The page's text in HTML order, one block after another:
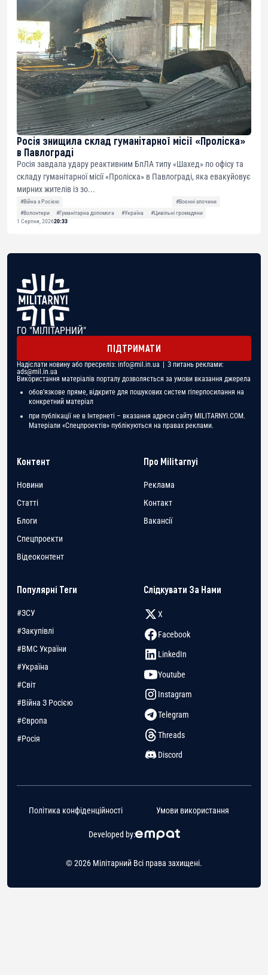
Росія знищила склад гуманітарної місії «Проліска»
в Павлограді
Росія завдала удару реактивним БпЛА типу «Шахед» по офісу та
складу гуманітарної місії «Проліска» в Павлограді, яка евакуйовує
мирних жителів із зо...
#Війна з Росією
#Воєнні злочини
#Волонтери
#Гуманітарна допомога #Україна
#Цивільні громадяни
1 Серпня, 202620:33
ГО "МІЛІТАРНИЙ"
ПІДТРИМАТИ
Надіслати новину або пресреліз: info@mil.in.ua | З питань реклами:
ads@mil.in.ua
Використання матеріалів порталу дозволяється за умови вказання джерела
обов'язкове пряме, відкрите для пошукових систем гіперпосилання на
конкретний матеріал
при публікації не в Інтернеті – вказання адреси сайту MILITARNYI.COM.
Матеріали «Спецпроектів» публікуються на правах реклами.
Контент
Новини
Статті
Блоги
Спецпроекти
Відеоконтент
Про Militarnyi
Реклама
Контакт
Вакансії
Популярні Теги
#ЗСУ
#Закупівлі
#ВМС України
#Україна
#Світ
#Війна З Росією
#Європа
#Росія
Слідкувати За Нами
X
Facebook
LinkedIn
Youtube
Instagram
Telegram
Threads
Discord
© 2026 Мілітарний Всі права захищені.
Developed by:
Політика конфіденційності Умови використання